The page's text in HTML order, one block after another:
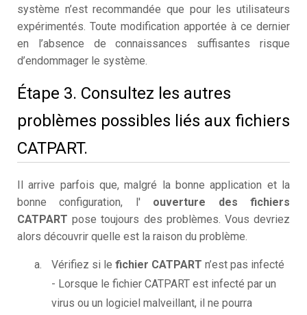
système n’est recommandée que pour les utilisateurs
expérimentés. Toute modification apportée à ce dernier
en l’absence de connaissances suffisantes risque
d’endommager le système.
Étape 3. Consultez les autres
problèmes possibles liés aux fichiers
CATPART.
Il arrive parfois que, malgré la bonne application et la
bonne configuration, l' ouverture des fichiers
CATPART pose toujours des problèmes. Vous devriez
alors découvrir quelle est la raison du problème.
Vérifiez si le fichier CATPART n’est pas infecté
- Lorsque le fichier CATPART est infecté par un
virus ou un logiciel malveillant, il ne pourra